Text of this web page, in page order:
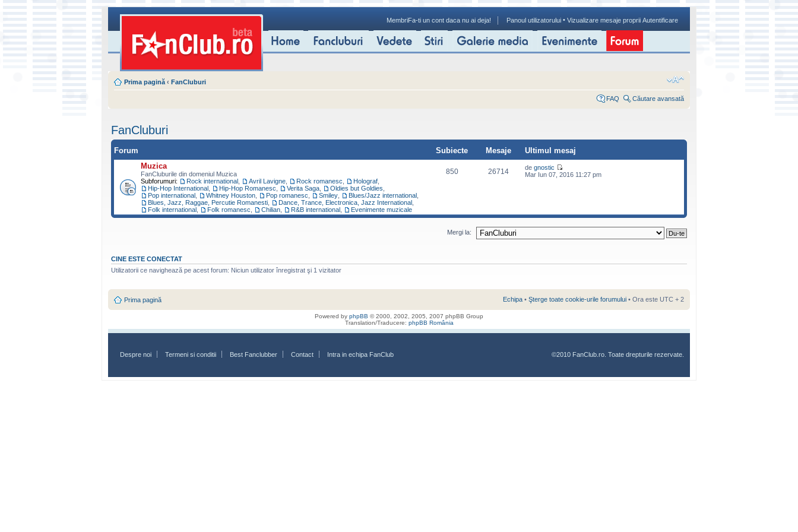
MembriFa-ti un cont daca nu ai deja! Panoul utilizatorului • Vizualizare mesaje proprii Autentificare
Prima pagină ‹ FanCluburi
FAQ Căutare avansată
FanCluburi
Forum Subiecte Mesaje
Ultimul mesaj
Muzica
FanCluburile din domeniul Muzica
Subforumuri:
Rock international Avril Lavigne Rock romanesc Holograf
Hip-Hop International
Hip-Hop Romanesc Verita Saga Oldies but Goldies
Pop international
Whitney Houston Pop romanesc Smiley Blues/Jazz international
Blues, Jazz, Raggae, Percutie Romanesti
Dance, Trance, Electronica, Jazz International
Folk international
Folk romanesc Chilian R&B international Evenimente muzicale
850 26714 de gnostic
Mar Iun 07, 2016 11:27 pm
Mergi la:
CINE ESTE CONECTAT
Utilizatorii ce navighează pe acest forum: Niciun utilizator înregistrat şi 1 vizitator
Prima pagină Echipa • Şterge toate cookie-urile forumului • Ora este UTC + 2
Powered by phpBB © 2000, 2002, 2005, 2007 phpBB Group
Translation/Traducere: phpBB România
Despre noi Termeni si conditii Best Fanclubber Contact Intra in echipa FanClub ©2010 FanClub.ro. Toate drepturile rezervate.